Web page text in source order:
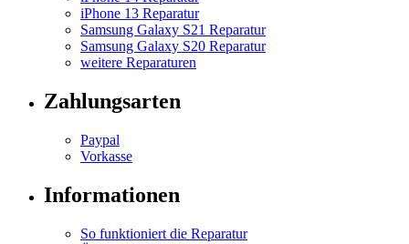
iPhone 13 Reparatur
Samsung Galaxy S21 Reparatur
Samsung Galaxy S20 Reparatur
weitere Reparaturen
Zahlungsarten
Paypal
Vorkasse
Informationen
So funktioniert die Reparatur